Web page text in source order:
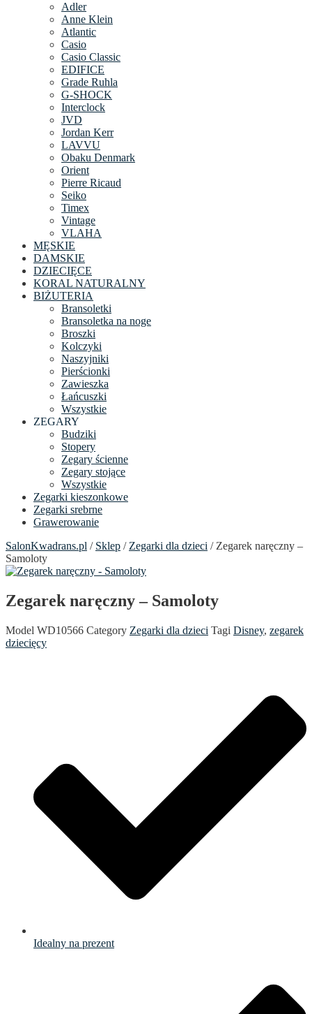
Adler
Anne Klein
Atlantic
Casio
Casio Classic
EDIFICE
Grade Ruhla
G-SHOCK
Interclock
JVD
Jordan Kerr
LAVVU
Obaku Denmark
Orient
Pierre Ricaud
Seiko
Timex
Vintage
VLAHA
MĘSKIE
DAMSKIE
DZIECIĘCE
KORAL NATURALNY
BIŻUTERIA
Bransoletki
Bransoletka na noge
Broszki
Kolczyki
Naszyjniki
Pierścionki
Zawieszka
Łańcuszki
Wszystkie
ZEGARY
Budziki
Stopery
Zegary ścienne
Zegary stojące
Wszystkie
Zegarki kieszonkowe
Zegarki srebrne
Grawerowanie
SalonKwadrans.pl / Sklep / Zegarki dla dzieci / Zegarek naręczny –
Samoloty
Zegarek naręczny – Samoloty
Model WD10566 Category Zegarki dla dzieci Tagi Disney, zegarek
dziecięcy
Idealny na prezent